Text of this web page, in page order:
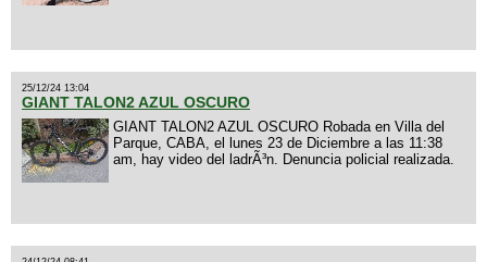
25/12/24 13:04
GIANT TALON2 AZUL OSCURO
GIANT TALON2 AZUL OSCURO Robada en Villa del
Parque, CABA, el lunes 23 de Diciembre a las 11:38
am, hay video del ladrÃ³n. Denuncia policial realizada.